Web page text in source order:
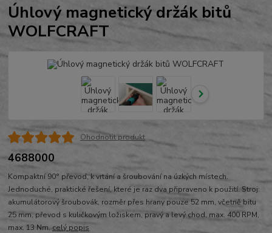
Úhlový magnetický držák bitů
WOLFCRAFT
Ohodnotit produkt
4688000
Kompaktní 90° převod, k vrtání a šroubování na úzkých místech.
Jednoduché, praktické řešení, které je raz dva připraveno k použití. Stroj:
akumulátorový šroubovák, rozměr přes hrany pouze 52 mm, včetně bitu
25 mm, převod s kuličkovým ložiskem, pravý a levý chod, max. 400 RPM,
max. 13 Nm. celý popis